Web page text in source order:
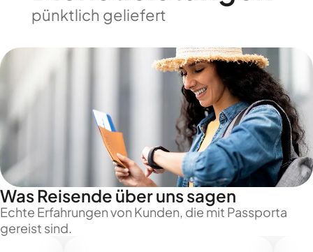
pünktlich geliefert
Was Reisende über uns sagen
Echte Erfahrungen von Kunden, die mit Passporta
gereist sind.